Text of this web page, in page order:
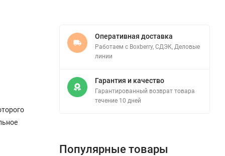
Оперативная доставка
Работаем с Boxberry, СДЭК, Деловые
линии
Гарантия и качество
Гарантированный возврат товара
течение 10 дней
Популярные товары